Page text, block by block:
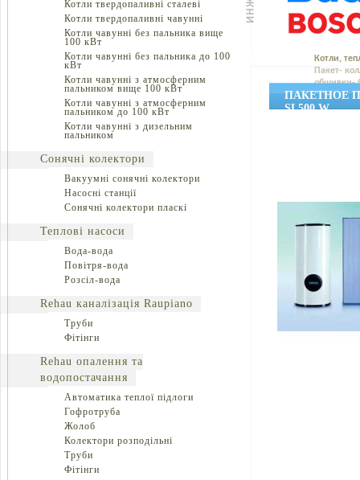
Котли твердопаливні сталеві
Котли твердопаливні чавунні
Котли чавунні без пальника вище
100 кВт
Котли чавунні без пальника до 100
кВт
Котли чавунні з атмосферним
пальником вище 100 кВт
Котли чавунні з атмосферним
пальником до 100 кВт
Котли чавунні з дизельним
пальником
Сонячні колектори
Вакуумні сонячні колектори
Насосні станції
Сонячні колектори пласкі
Теплові насоси
Вода-вода
Повітря-вода
Розсіл-вода
Rehau каналізація Raupiano
Труби
Фітінги
Rehau опалення та
водопостачання
Автоматика теплої підлоги
Гофротруба
Жолоб
Колектори розподільні
Труби
Фітінги
Котли,
Пакет-
обшивки-
ПАКЕТНОЕ
SL500 W